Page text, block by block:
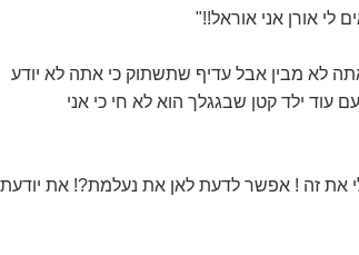
לי אורן אני אוראל!!"
לא מבין אבל עדיף שתשתוק כי אתה לא יודע
עוד ילד קטן שבגגלך הוא לא חי כי אני
זה ! אפשר לדעת לאן את נעלמת?! את